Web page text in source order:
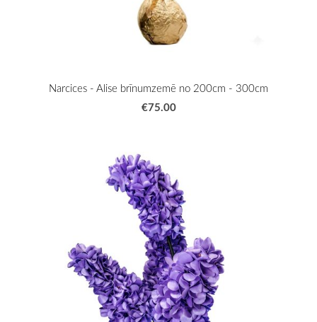
Narcices - Alise brīnumzemē no 200cm - 300cm
€75.00